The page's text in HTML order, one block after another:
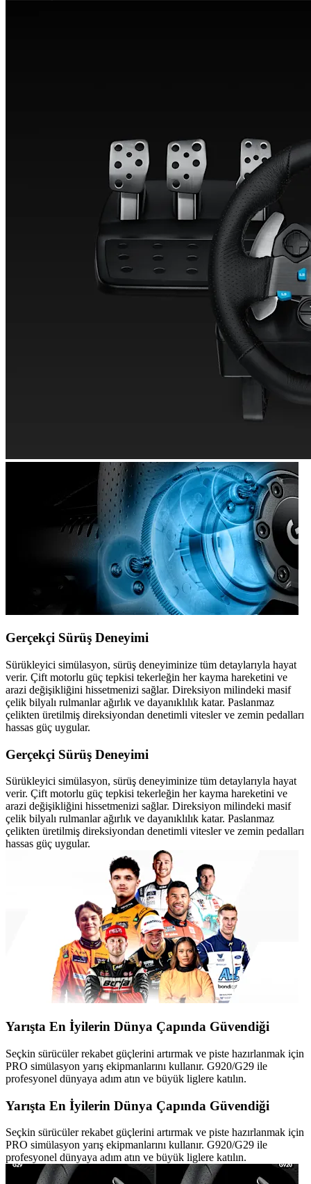
Gerçekçi Sürüş Deneyimi
Sürükleyici simülasyon, sürüş deneyiminize tüm detaylarıyla hayat
verir. Çift motorlu güç tepkisi tekerleğin her kayma hareketini ve
arazi değişikliğini hissetmenizi sağlar. Direksiyon milindeki masif
çelik bilyalı rulmanlar ağırlık ve dayanıklılık katar. Paslanmaz
çelikten üretilmiş direksiyondan denetimli vitesler ve zemin pedalları
hassas güç uygular.
Gerçekçi Sürüş Deneyimi
Sürükleyici simülasyon, sürüş deneyiminize tüm detaylarıyla hayat
verir. Çift motorlu güç tepkisi tekerleğin her kayma hareketini ve
arazi değişikliğini hissetmenizi sağlar. Direksiyon milindeki masif
çelik bilyalı rulmanlar ağırlık ve dayanıklılık katar. Paslanmaz
çelikten üretilmiş direksiyondan denetimli vitesler ve zemin pedalları
hassas güç uygular.
Yarışta En İyilerin Dünya Çapında Güvendiği
Seçkin sürücüler rekabet güçlerini artırmak ve piste hazırlanmak için
PRO simülasyon yarış ekipmanlarını kullanır. G920/G29 ile
profesyonel dünyaya adım atın ve büyük liglere katılın.
Yarışta En İyilerin Dünya Çapında Güvendiği
Seçkin sürücüler rekabet güçlerini artırmak ve piste hazırlanmak için
PRO simülasyon yarış ekipmanlarını kullanır. G920/G29 ile
profesyonel dünyaya adım atın ve büyük liglere katılın.